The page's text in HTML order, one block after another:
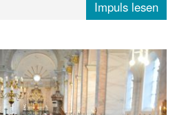
Impuls lesen